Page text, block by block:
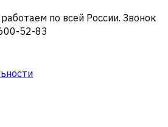
по всей России. Звонок
52-83